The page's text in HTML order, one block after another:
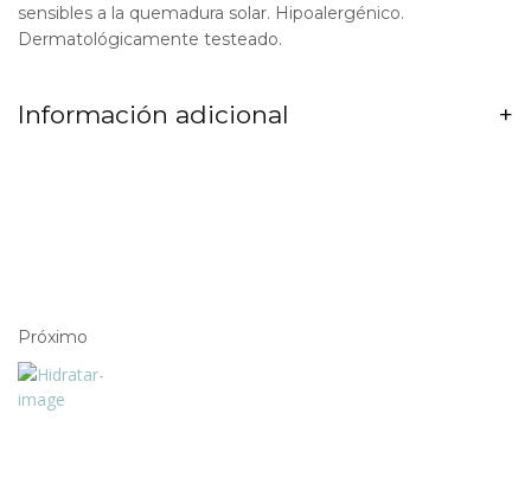
sensibles a la quemadura solar. Hipoalergénico.
Dermatológicamente testeado.
Información adicional
Próximo